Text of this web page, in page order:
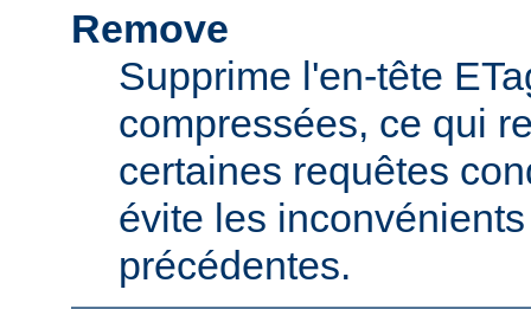
Remove
Supprime l'en-tête
compressées, ce qui
certaines requêtes
évite les
précédentes.